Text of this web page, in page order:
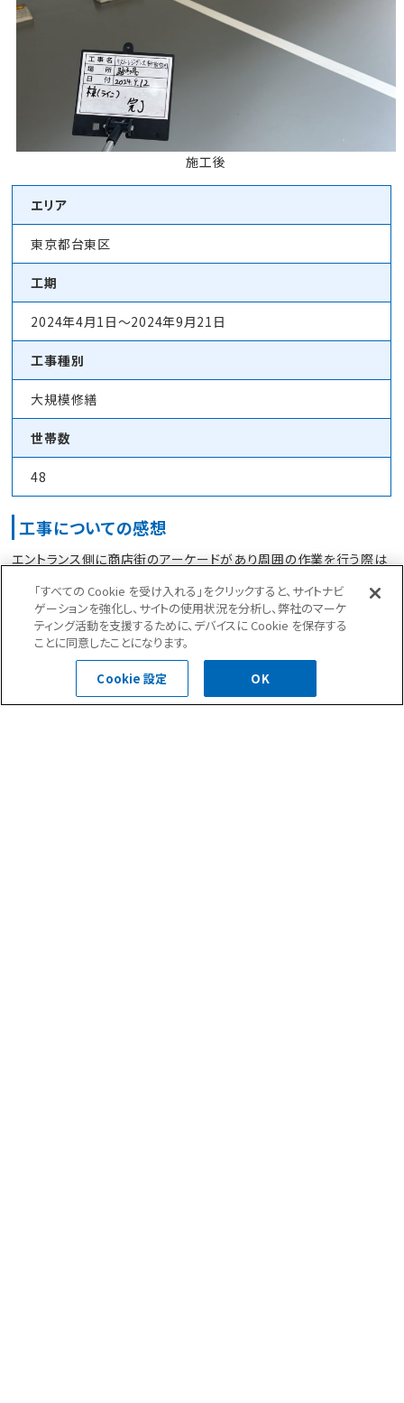
施工後
エリア
東京都台東区
工期
2024年4月1日～2024年9月21日
工事種別
大規模修繕
世帯数
48
工事についての感想
エントランス側に商店街のアーケードがあり周囲の作業を行う際は
高層の建物のため多々気を使う点は多いものの無事終えることが
出来ました。
小学生のお子さんから感謝状を頂き、とても嬉しかったです。
前の記事へ 次の記事へ
「すべての Cookie を受け入れる」をクリックすると、サイトナビ
ゲーションを強化し、サイトの使用状況を分析し、弊社のマーケ
ティング活動を支援するために、デバイスに Cookie を保存する
ことに同意したことになります。
Cookie 設定 OK